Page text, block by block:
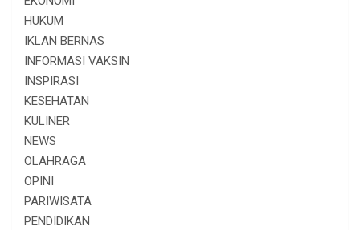
HUKUM
IKLAN BERNAS
INFORMASI VAKSIN
INSPIRASI
KESEHATAN
KULINER
NEWS
OLAHRAGA
OPINI
PARIWISATA
PENDIDIKAN